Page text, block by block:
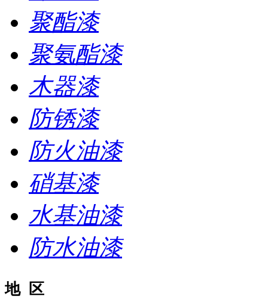
聚酯漆
聚氨酯漆
木器漆
防锈漆
防火油漆
硝基漆
水基油漆
防水油漆
地 区